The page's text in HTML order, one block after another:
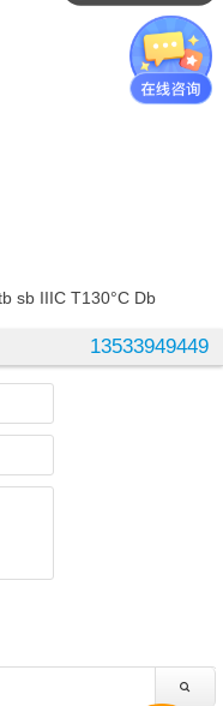
sb IIIC T130°C Db
13533949449